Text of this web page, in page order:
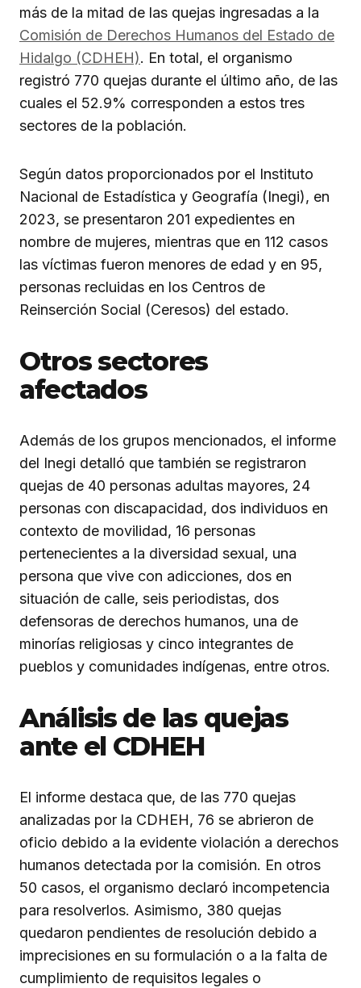
más de la mitad de las quejas ingresadas a la
Comisión de Derechos Humanos del Estado de
Hidalgo (CDHEH). En total, el organismo
registró 770 quejas durante el último año, de las
cuales el 52.9% corresponden a estos tres
sectores de la población.
Según datos proporcionados por el Instituto
Nacional de Estadística y Geografía (Inegi), en
2023, se presentaron 201 expedientes en
nombre de mujeres, mientras que en 112 casos
las víctimas fueron menores de edad y en 95,
personas recluidas en los Centros de
Reinserción Social (Ceresos) del estado.
Otros sectores
afectados
Además de los grupos mencionados, el informe
del Inegi detalló que también se registraron
quejas de 40 personas adultas mayores, 24
personas con discapacidad, dos individuos en
contexto de movilidad, 16 personas
pertenecientes a la diversidad sexual, una
persona que vive con adicciones, dos en
situación de calle, seis periodistas, dos
defensoras de derechos humanos, una de
minorías religiosas y cinco integrantes de
pueblos y comunidades indígenas, entre otros.
Análisis de las quejas
ante el CDHEH
El informe destaca que, de las 770 quejas
analizadas por la CDHEH, 76 se abrieron de
oficio debido a la evidente violación a derechos
humanos detectada por la comisión. En otros
50 casos, el organismo declaró incompetencia
para resolverlos. Asimismo, 380 quejas
quedaron pendientes de resolución debido a
imprecisiones en su formulación o a la falta de
cumplimiento de requisitos legales o